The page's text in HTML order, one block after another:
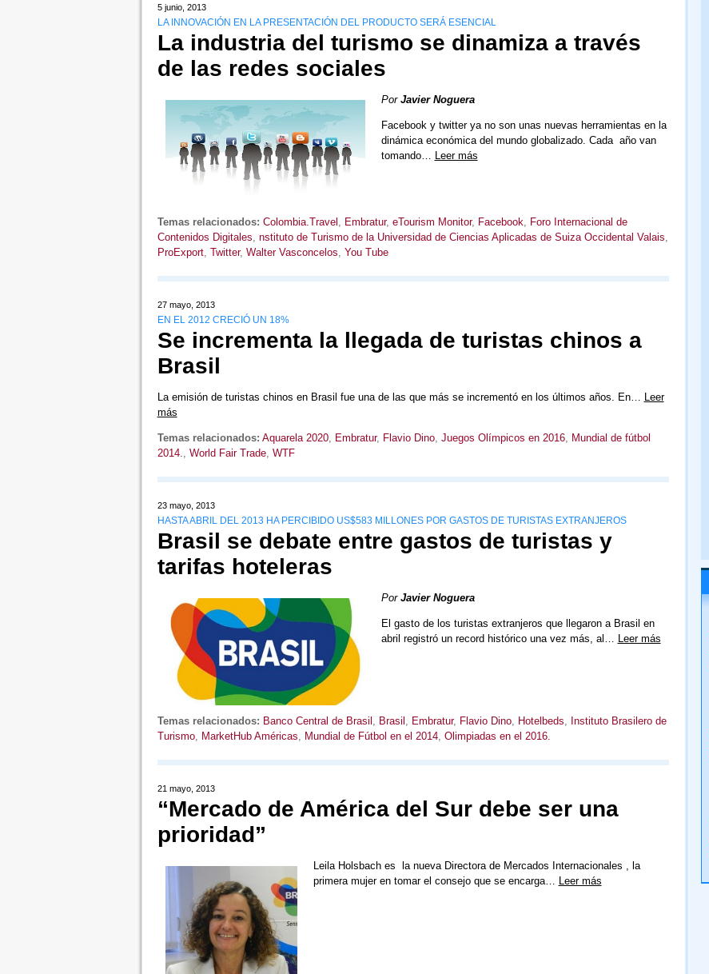
5 junio, 2013
LA INNOVACIÓN EN LA PRESENTACIÓN DEL PRODUCTO SERÁ ESENCIAL
La industria del turismo se dinamiza a través
de las redes sociales
Por Javier Noguera
Facebook y twitter ya no son unas nuevas herramientas en la
dinámica económica del mundo globalizado. Cada año van
tomando… Leer más
Temas relacionados: Colombia.Travel , Embratur, eTourism Monitor, Facebook, Foro Internacional de
Contenidos Digitales, nstituto de Turismo de la Universidad de Ciencias Aplicadas de Suiza Occidental Valais,
ProExport, Twitter, Walter Vasconcelos, You Tube
27 mayo, 2013
EN EL 2012 CRECIÓ UN 18%
Se incrementa la llegada de turistas chinos a
Brasil
La emisión de turistas chinos en Brasil fue una de las que más se incrementó en los últimos años. En… Leer
más
Temas relacionados: Aquarela 2020, Embratur, Flavio Dino, Juegos Olímpicos en 2016, Mundial de fútbol
2014., World Fair Trade, WTF
23 mayo, 2013
HASTA ABRIL DEL 2013 HA PERCIBIDO US$583 MILLONES POR GASTOS DE TURISTAS EXTRANJEROS
Brasil se debate entre gastos de turistas y
tarifas hoteleras
Por Javier Noguera
El gasto de los turistas extranjeros que llegaron a Brasil en
abril registró un record histórico una vez más, al… Leer más
Temas relacionados: Banco Central de Brasil Brasil Embratur, Flavio Dino, Hotelbeds
Instituto Brasilero de
Turismo, MarketHub Américas Mundial de Fútbol en el 2014, Olimpiadas en el 2016.
21 mayo, 2013
“Mercado de América del Sur debe ser una
prioridad”
Leila Holsbach es la nueva Directora de Mercados Internacionales , la
primera mujer en tomar el consejo que se encarga… Leer más